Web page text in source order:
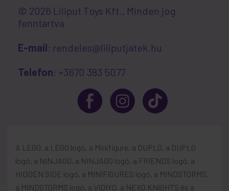
© 2026 Liliput Toys Kft., Minden jog
fenntartva
E-mail: rendeles@liliputjatek.hu
Telefon: +3670 383 5077
A LEGO, a LEGO logó, a Minifigure, a DUPLO, a DUPLO
logó, a NINJAGO, a NINJAGO logó, a FRIENDS logó, a
HIDDEN SIDE logó, a MINIFIGURES logó, a MINDSTORMS,
a MINDSTORMS logó, a VIDIYO, a NEXO KNIGHTS és a